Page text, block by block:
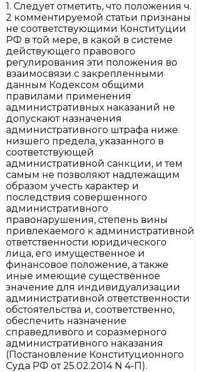
1. Следует отметить, что положения ч.
2 комментируемой статьи признаны
не соответствующими Конституции
РФ в той мере, в какой в системе
действующего правового
регулирования эти положения во
взаимосвязи с закрепленными
данным Кодексом общими
правилами применения
административных наказаний не
допускают назначения
административного штрафа ниже
низшего предела, указанного в
соответствующей
административной санкции, и тем
самым не позволяют надлежащим
образом учесть характер и
последствия совершенного
административного
правонарушения, степень вины
привлекаемого к административной
ответственности юридического
лица, его имущественное и
финансовое положение, а также
иные имеющие существенное
значение для индивидуализации
административной ответственности
обстоятельства и, соответственно,
обеспечить назначение
справедливого и соразмерного
административного наказания
(Постановление Конституционного
Суда РФ от 25.02.2014 N 4-П).